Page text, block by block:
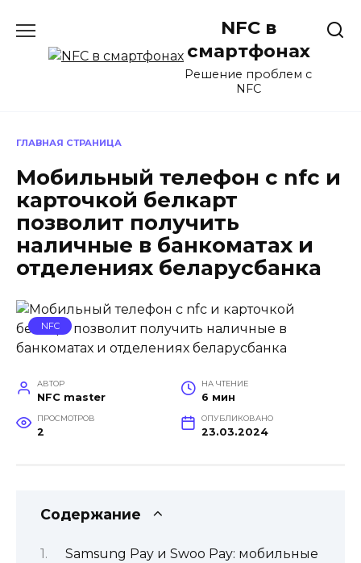
содержанию
NFC в
смартфонах
Решение проблем с
NFC
ГЛАВНАЯ СТРАНИЦА
Мобильный телефон с nfc и
карточкой белкарт
позволит получить
наличные в банкоматах и
отделениях беларусбанка
NFC
АВТОР
NFC master
НА ЧТЕНИЕ
6 мин
ПРОСМОТРОВ
2
ОПУБЛИКОВАНО
23.03.2024
Содержание
Samsung Pay и Swoo Pay: мобильные